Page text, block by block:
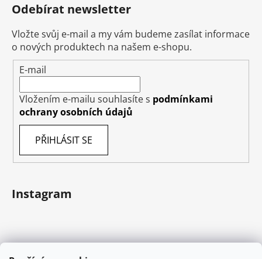
Odebírat newsletter
Vložte svůj e-mail a my vám budeme zasílat informace
o nových produktech na našem e-shopu.
E-mail
Vložením e-mailu souhlasíte s podmínkami
ochrany osobních údajů
PŘIHLÁSIT SE
Instagram